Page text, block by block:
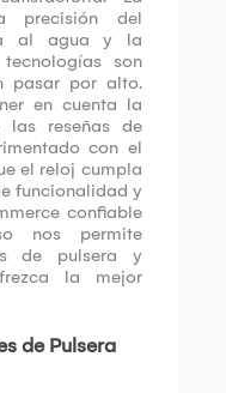
precisión del
al agua y la
son
pasar por alto.
en cuenta la
las reseñas de
con el
el reloj cumpla
funcionalidad y
confiable
nos permite
de pulsera y
la mejor
de Pulsera